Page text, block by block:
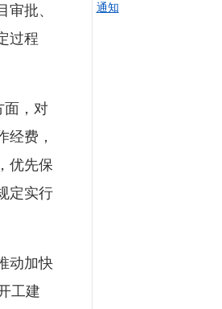
批、
过程
，对
经费，
优先保
定实行
动加快
工建
通知